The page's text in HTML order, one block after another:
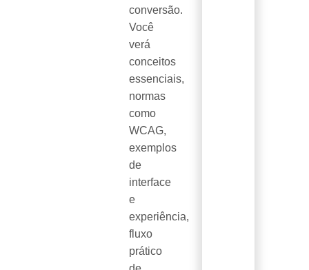
conversão.
Você
verá
conceitos
essenciais,
normas
como
WCAG,
exemplos
de
interface
e
experiência,
fluxo
prático